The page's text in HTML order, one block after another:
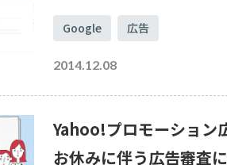
Google 広告
2014.12.08
Yahoo!プロモーション
お休みに伴う広告審査